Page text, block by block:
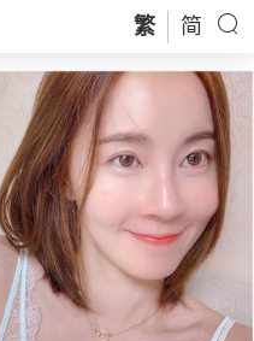
繁 简